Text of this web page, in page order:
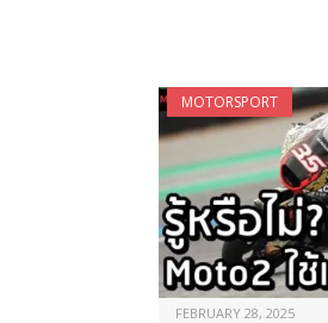
MOTORSPORT
FEBRUARY 28, 2025